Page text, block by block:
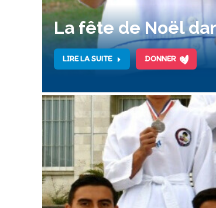
La fête de Noël
LIRE LA SUITE DONNER